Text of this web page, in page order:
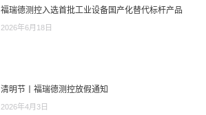
福瑞德测控入选首批工业设备国产化替代标杆产品
2026年6月18日
清明节丨福瑞德测控放假通知
2026年4月3日